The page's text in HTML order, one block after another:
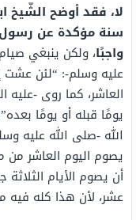
لا، فقد أوضح الشّيخ
سنة مؤكدة عن رسول
واجبًا، ولكن ينبغي
عليه وسلم-: “لئن عشت
العاشر، كما روى -عليه
يومًا قبله أو يومًا بعده”
الله -صلى الله عليه
يصوم اليوم العاشر من
أن يصوم الأيام
عشر، لأن هذا كله فيه